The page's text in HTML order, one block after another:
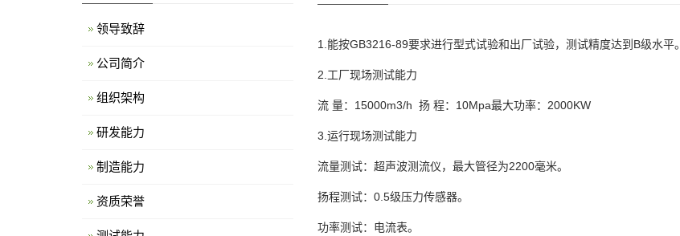
1.能按GB3216-89要求进行型式试验和出厂试验，测试精度达到B级水平。
2.工厂现场测试能力
流 量：15000m3/h 扬 程：10Mpa最大功率：2000KW
3.运行现场测试能力
流量测试：超声波测流仪，最大管径为2200毫米。
扬程测试：0.5级压力传感器。
功率测试：电流表。
领导致辞
公司简介
组织架构
研发能力
制造能力
资质荣誉